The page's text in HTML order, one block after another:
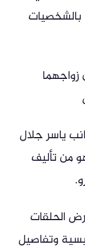
زواجهما
ياسر جلال
من تأليف
الحلقات
وتفاصيل